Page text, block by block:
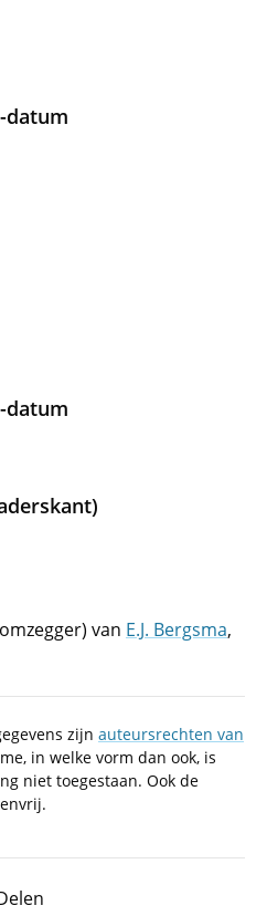
datum
datum
van E.J. Bergsma,
zijn auteursrechten van
in welke vorm dan ook, is
niet toegestaan. Ook de